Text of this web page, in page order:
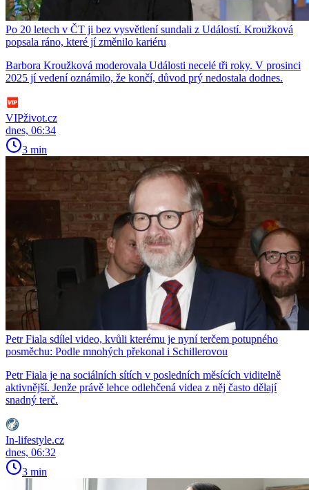
Po 20 letech v ČT ji bez vysvětlení sundali z Událostí. Kroužková
popsala ráno, které jí změnilo kariéru
Barbora Kroužková moderovala Události necelé tři roky. V prosinci
2025 jí vedení oznámilo, že končí, důvod prý nedostala dodnes.
VIPživot.cz
dnes, 06:34
3 min
Petr Fiala sdílel video, kvůli kterému je nyní terčem potupného
posměchu: Podle mnohých překonal i Schillerovou
Petr Fiala je na sociálních sítích v posledních měsících viditelně
aktivnější. Jenže právě lehce odlehčená videa z něj často dělají
snadný terč.
In-lifestyle.cz
dnes, 06:32
3 min